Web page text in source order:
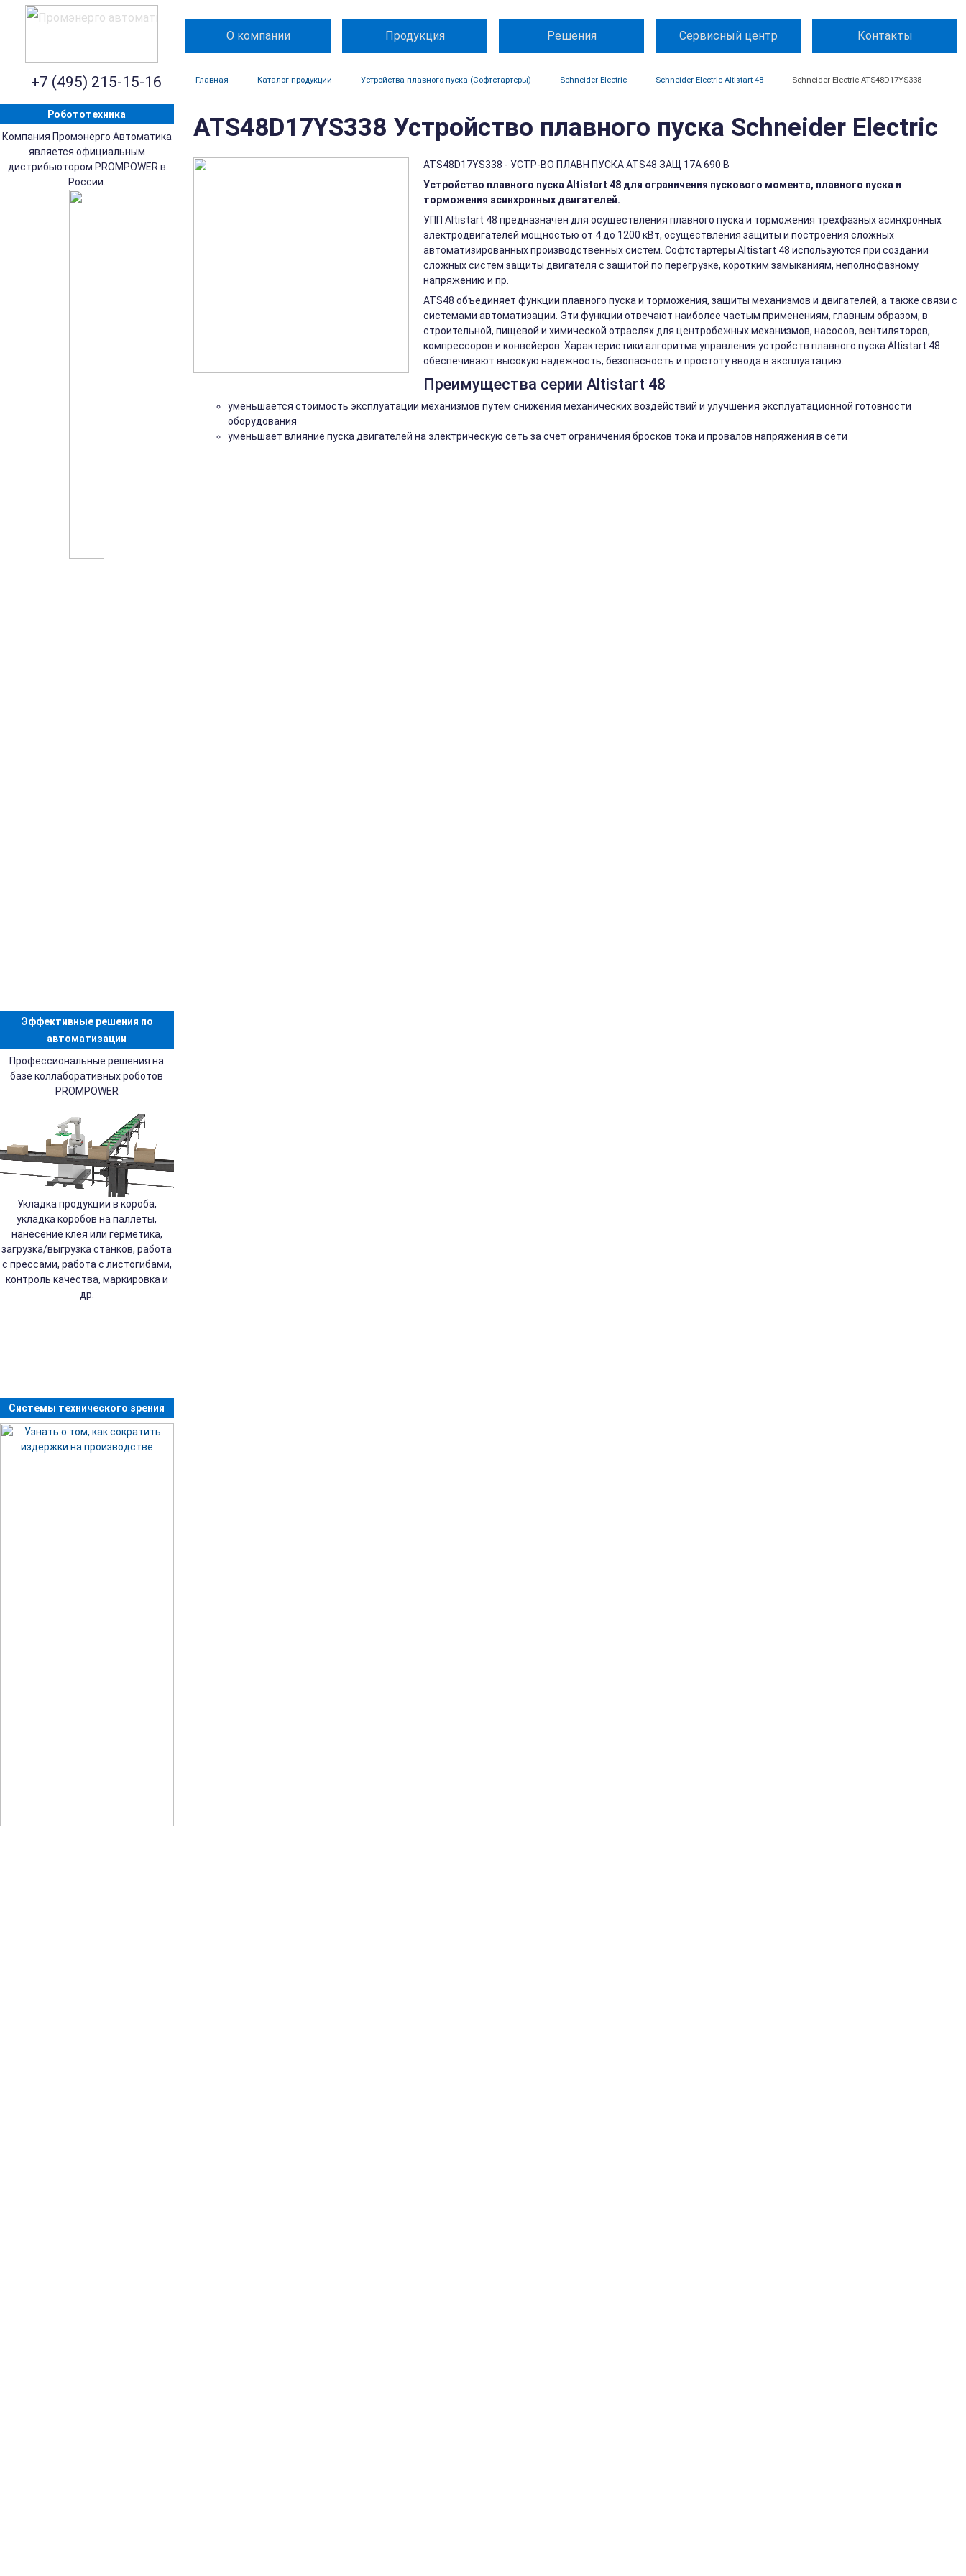
О компании Продукция Решения Сервисный центр Контакты
+7 (495) 215-15-16 Главная Каталог продукции Устройства плавного пуска (Софтстартеры) Schneider Electric Schneider Electric Altistart 48 Schneider Electric ATS48D17YS338
Робототехника
Компания Промэнерго Автоматика
является официальным
дистрибьютором PROMPOWER в
России.
Эффективные решения по
автоматизации
Профессиональные решения на
базе коллаборативных роботов
PROMPOWER
Укладка продукции в короба,
укладка коробов на паллеты,
нанесение клея или герметика,
загрузка/выгрузка станков, работа
с прессами, работа с листогибами,
контроль качества, маркировка и
др.
Системы технического зрения
ATS48D17YS338 Устройство плавного пуска Schneider Electric
ATS48D17YS338 - УСТР-ВО ПЛАВН ПУСКА ATS48 ЗАЩ 17A 690 В
Устройство плавного пуска Altistart 48 для ограничения пускового момента, плавного пуска и
торможения асинхронных двигателей.
УПП Altistart 48 предназначен для осуществления плавного пуска и торможения трехфазных асинхронных
электродвигателей мощностью от 4 до 1200 кВт, осуществления защиты и построения сложных
автоматизированных производственных систем. Софтстартеры Altistart 48 используются при создании
сложных систем защиты двигателя с защитой по перегрузке, коротким замыканиям, неполнофазному
напряжению и пр.
ATS48 объединяет функции плавного пуска и торможения, защиты механизмов и двигателей, а также связи с
системами автоматизации. Эти функции отвечают наиболее частым применениям, главным образом, в
строительной, пищевой и химической отраслях для центробежных механизмов, насосов, вентиляторов,
компрессоров и конвейеров. Характеристики алгоритма управления устройств плавного пуска Altistart 48
обеспечивают высокую надежность, безопасность и простоту ввода в эксплуатацию.
Преимущества серии Altistart 48
уменьшается стоимость эксплуатации механизмов путем снижения механических воздействий и улучшения эксплуатационной готовности
оборудования
уменьшает влияние пуска двигателей на электрическую сеть за счет ограничения бросков тока и провалов напряжения в сети